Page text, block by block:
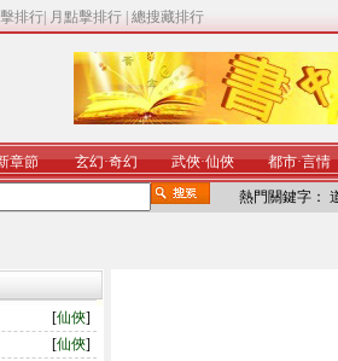
排行 月點擊排行 總搜藏排行
章節 玄幻·奇幻 武俠·仙俠 都市·言情
熱門關鍵字：
[仙俠]
[仙俠]